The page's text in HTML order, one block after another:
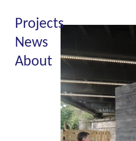
Projects
News
About